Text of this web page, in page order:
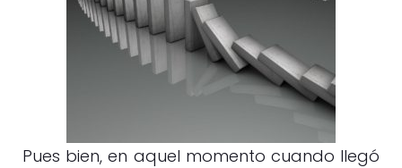
Pues bien, en aquel momento cuando llegó